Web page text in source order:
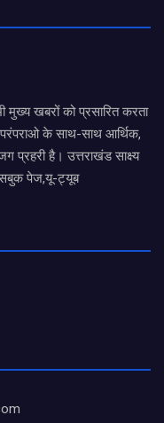
मुख्य खबरों को प्रसारित करता
के साथ-साथ आर्थिक,
प्रहरी है। उत्तराखंड साक्ष्य
पेज,यू-ट्यूब